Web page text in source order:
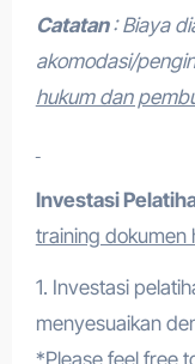
Catatan: Biaya
akomodasi/
hukum dan
Investasi
training dokumen
1. Investasi
menyesuaikan
*Please feel free